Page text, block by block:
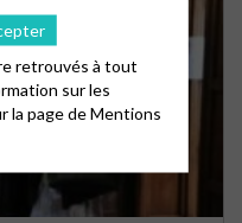
retrouvés à tout
sur les
la page deMentions